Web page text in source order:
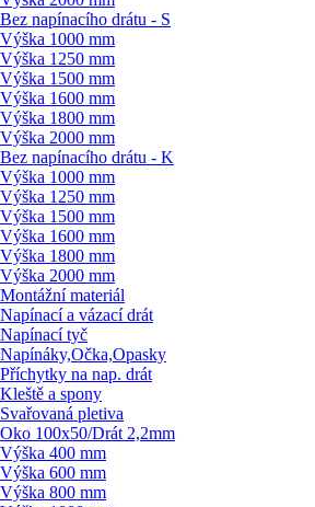
Bez napínacího drátu - S
Výška 1000 mm
Výška 1250 mm
Výška 1500 mm
Výška 1600 mm
Výška 1800 mm
Výška 2000 mm
Bez napínacího drátu - K
Výška 1000 mm
Výška 1250 mm
Výška 1500 mm
Výška 1600 mm
Výška 1800 mm
Výška 2000 mm
Montážní materiál
Napínací a vázací drát
Napínací tyč
Napínáky,Očka,Opasky
Příchytky na nap. drát
Kleště a spony
Svařovaná pletiva
Oko 100x50/Drát 2,2mm
Výška 400 mm
Výška 600 mm
Výška 800 mm